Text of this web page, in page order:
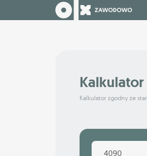
Kalkulator zgodny ze